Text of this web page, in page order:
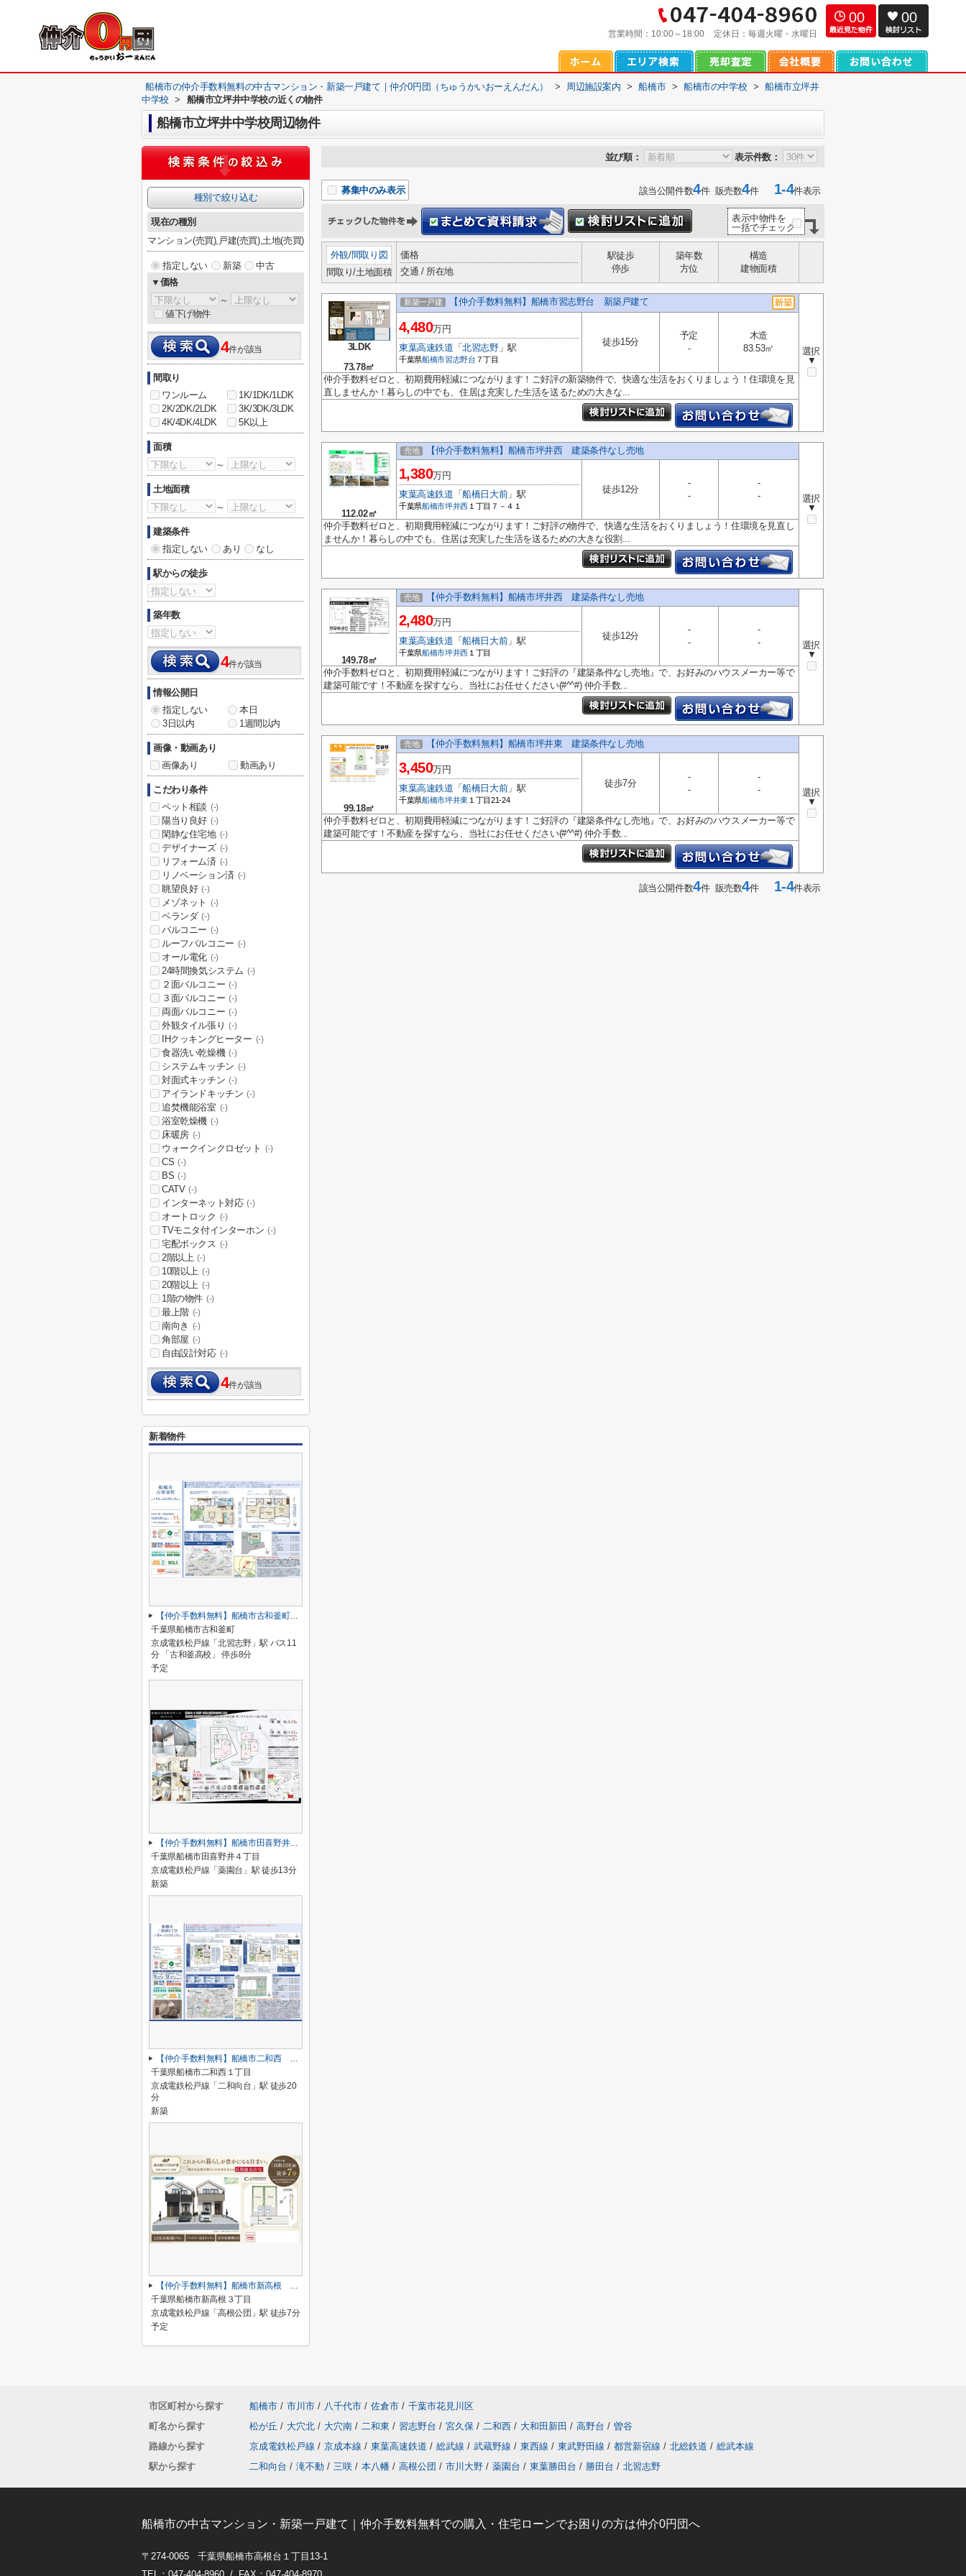
営業時間： 10:00～18:00 定休日： 毎週火曜・水曜日
00 00
船橋市の仲介手数料無料の中古マンション・新築一戸建て｜仲介0円団（ちゅうかいおーえんだん） > 周辺施設案内 > 船橋市 > 船橋市の中学校 >
船橋市立坪井
中学校
> 船橋市立坪井中学校の近くの物件
船橋市立坪井中学校周辺物件
並び順： 表示件数：
募集中のみ表示 該当公開件数4件 販売数4件1-4件表示
表示中物件を
一括でチェック
外観/間取り図
間取り/土地面積
価格
交通 / 所在地
駅徒歩
停歩
築年数
方位
構造
建物面積
3LDK
73.78㎡
新築一戸建 【仲介手数料無料】船橋市習志野台 新築戸建て
選択
▼
4,480万円
東葉高速鉄道 「北習志野」駅
千葉県船橋市習志野台 ７丁目
徒歩15分
予定
-
木造
83.53㎡
仲介手数料ゼロと、初期費用軽減につながります！ご好評の新築物件で、快適な生活をおくりましょう！住環境を見
直しませんか！暮らしの中でも、住居は充実した生活を送るための大きな...
112.02㎡
売地 【仲介手数料無料】船橋市坪井西 建築条件なし売地
選択
▼
1,380万円
東葉高速鉄道 「船橋日大前」駅
千葉県船橋市坪井西１丁目７－４１
徒歩12分
-
-
-
-
仲介手数料ゼロと、初期費用軽減につながります！ご好評の物件で、快適な生活をおくりましょう！住環境を見直し
ませんか！暮らしの中でも、住居は充実した生活を送るための大きな役割...
149.78㎡
売地 【仲介手数料無料】船橋市坪井西 建築条件なし売地
選択
▼
2,480万円
東葉高速鉄道 「船橋日大前」駅
千葉県船橋市坪井西１丁目
徒歩12分
-
-
-
-
仲介手数料ゼロと、初期費用軽減につながります！ご好評の『建築条件なし売地』で、お好みのハウスメーカー等で
建築可能です！不動産を探すなら、当社にお任せください(#^^#) 仲介手数...
99.18㎡
売地 【仲介手数料無料】船橋市坪井東 建築条件なし売地
選択
▼
3,450万円
東葉高速鉄道 「船橋日大前」駅
千葉県船橋市坪井東１丁目21-24
徒歩7分
-
-
-
-
仲介手数料ゼロと、初期費用軽減につながります！ご好評の『建築条件なし売地』で、お好みのハウスメーカー等で
建築可能です！不動産を探すなら、当社にお任せください(#^^#) 仲介手数...
該当公開件数4件 販売数4件1-4件表示
種別で絞り込む
現在の種別
マンション(売買),戸建(売買),土地(売買)
指定しない 新築
中古
▼価格
～
値下げ物件
4件が該当
間取り
ワンルーム
1K/1DK/1LDK
2K/2DK/2LDK
3K/3DK/3LDK
4K/4DK/4LDK
5K以上
面積
～
土地面積
～
建築条件
指定しない
あり なし
駅からの徒歩
築年数
4件が該当
情報公開日
指定しない
本日
3日以内
1週間以内
画像・動画あり
画像あり
動画あり
こだわり条件
ペット相談 (-)
陽当り良好 (-)
閑静な住宅地 (-)
デザイナーズ (-)
リフォーム済 (-)
リノベーション済 (-)
眺望良好 (-)
メゾネット (-)
ベランダ (-)
バルコニー (-)
ルーフバルコニー (-)
オール電化 (-)
24時間換気システム (-)
２面バルコニー (-)
３面バルコニー (-)
両面バルコニー (-)
外観タイル張り (-)
IHクッキングヒーター (-)
食器洗い乾燥機 (-)
システムキッチン (-)
対面式キッチン (-)
アイランドキッチン (-)
追焚機能浴室 (-)
浴室乾燥機 (-)
床暖房 (-)
ウォークインクロゼット (-)
CS (-)
BS (-)
CATV (-)
インターネット対応 (-)
オートロック (-)
TVモニタ付インターホン (-)
宅配ボックス (-)
2階以上 (-)
10階以上 (-)
20階以上 (-)
1階の物件 (-)
最上階 (-)
南向き (-)
角部屋 (-)
自由設計対応 (-)
4件が該当
新着物件
【仲介手数料無料】船橋市古和釜町 新築戸建て
千葉県船橋市古和釜町
京成電鉄松戸線「北習志野」駅 バス11
分 「古和釜高校」 停歩8分
予定
【仲介手数料無料】船橋市田喜野井 新築戸建て
千葉県船橋市田喜野井４丁目
京成電鉄松戸線「薬園台」駅 徒歩13分
新築
【仲介手数料無料】船橋市二和西 新築戸建て
千葉県船橋市二和西１丁目
京成電鉄松戸線「二和向台」駅 徒歩20
分
新築
【仲介手数料無料】船橋市新高根 新築戸建て
千葉県船橋市新高根３丁目
京成電鉄松戸線「高根公団」駅 徒歩7分
予定
市区町村から探す 船橋市 / 市川市 / 八千代市 / 佐倉市 / 千葉市花見川区
町名から探す
松が丘 / 大穴北 / 大穴南 / 二和東 / 習志野台 / 宮久保 / 二和西 / 大和田新田 / 高野台 / 曽谷
路線から探す
京成電鉄松戸線 / 京成本線 / 東葉高速鉄道 / 総武線 / 武蔵野線 / 東西線 / 東武野田線 / 都営新宿線 / 北総鉄道 / 総武本線
駅から探す
二和向台 / 滝不動 / 三咲 / 本八幡 / 高根公団 / 市川大野 / 薬園台 / 東葉勝田台 / 勝田台 / 北習志野
船橋市の中古マンション・新築一戸建て｜仲介手数料無料での購入・住宅ローンでお困りの方は仲介0円団へ
〒274-0065 千葉県船橋市高根台１丁目13-1